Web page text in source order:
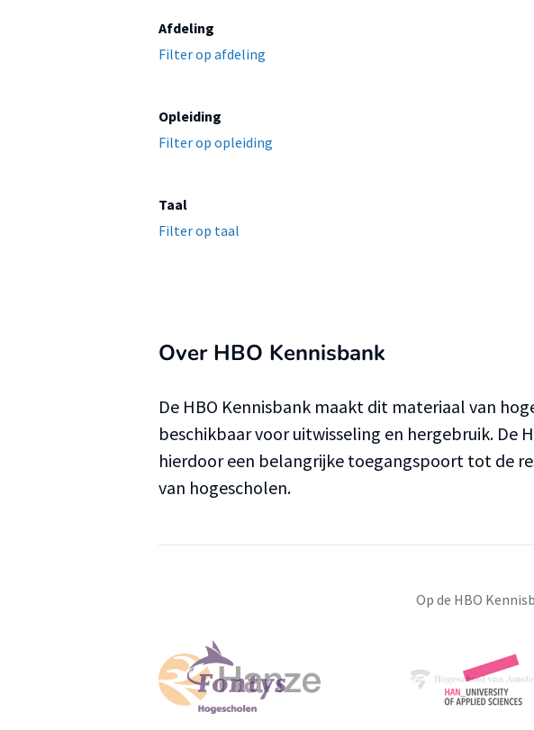
Afdeling
Filter op afdeling
Opleiding
Filter op opleiding
Taal
Filter op taal
Over HBO Kennisbank
De HBO Kennisbank maakt dit materiaal van
beschikbaar voor uitwisseling en hergebruik. De
hierdoor een belangrijke toegangspoort tot de
van hogescholen.
Op de HBO